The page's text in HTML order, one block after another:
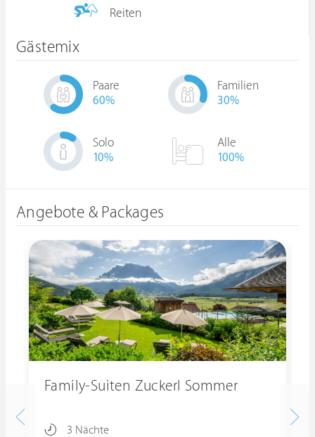
Reiten
Gästemix
Paare
60%
Familien
30%
Solo
10%
Alle
100%
Angebote & Packages
Family-Suiten Zuckerl Sommer
3 Nächte